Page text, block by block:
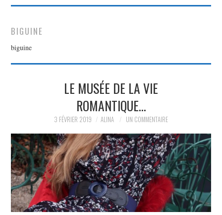
DANS MON BLOG, JE VEUX
PARTAGER MES
TROUVAILLES ET MES
ENVIES DANS LA MODE, LE
LUXE ET LA BEAUTÉ EN Y
AJOUTANT MON PETIT
GRAIN DE FOLIE ET MES
BIGUINE
biguine
LE MUSÉE DE LA VIE
ROMANTIQUE…
3 FÉVRIER 2019 ALINA UN COMMENTAIRE